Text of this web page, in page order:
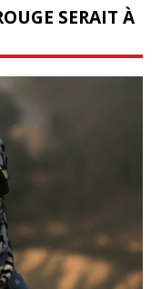
SERAIT À